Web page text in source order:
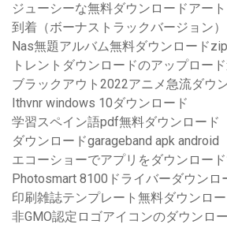
ジューシーな無料ダウンロードアート
到着（ボーナストラックバージョン
Nas無題アルバム無料ダウンロードzip
トレントダウンロードのアップロー
ブラックアウト2022アニメ急流ダウ
Ithvnr windows 10ダウンロード
学習スペイン語pdf無料ダウンロード
ダウンロードgarageband apk android
エコーショーでアプリをダウンロー
Photosmart 8100ドライバーダウンロ
印刷雑誌テンプレート無料ダウンロ
非GMO認定ロゴアイコンのダウンロ